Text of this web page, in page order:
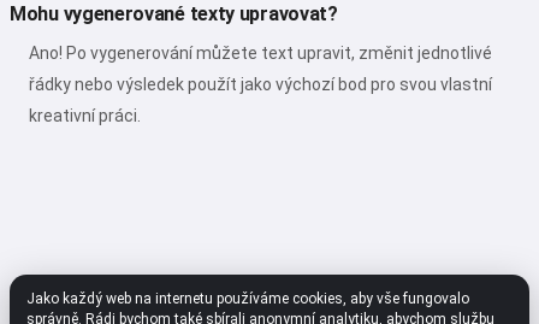
Mohu vygenerované texty upravovat?
Ano! Po vygenerování můžete text upravit, změnit jednotlivé
řádky nebo výsledek použít jako výchozí bod pro svou vlastní
kreativní práci.
Jako každý web na internetu používáme cookies, aby vše fungovalo
správně. Rádi bychom také sbírali anonymní analytiku, abychom službu